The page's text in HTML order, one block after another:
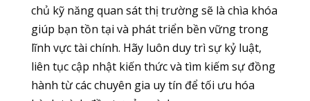
chủ kỹ năng quan sát thị trường sẽ là chìa khóa
giúp bạn tồn tại và phát triển bền vững trong
lĩnh vực tài chính. Hãy luôn duy trì sự kỷ luật,
liên tục cập nhật kiến thức và tìm kiếm sự đồng
hành từ các chuyên gia uy tín để tối ưu hóa